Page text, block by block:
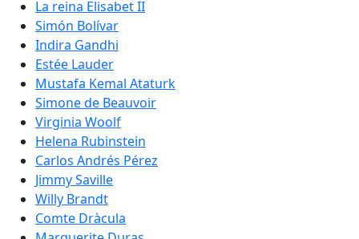
La reina Elisabet II
Simón Bolívar
Indira Gandhi
Estée Lauder
Mustafa Kemal Ataturk
Simone de Beauvoir
Virginia Woolf
Helena Rubinstein
Carlos Andrés Pérez
Jimmy Saville
Willy Brandt
Comte Dràcula